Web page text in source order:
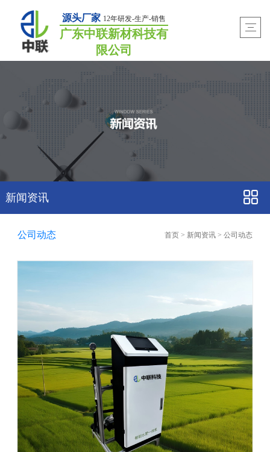
源头厂家 12年研发-生产-销售
广东中联新材科技有
限公司
新闻资讯
公司动态 首页> 新闻资讯 >公司动态